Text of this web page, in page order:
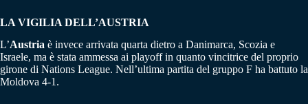
LA VIGILIA DELL’AUSTRIA
L’Austria è invece arrivata quarta dietro a Danimarca, Scozia e
Israele, ma è stata ammessa ai playoff in quanto vincitrice del proprio
girone di Nations League. Nell’ultima partita del gruppo F ha battuto la
Moldova 4-1.